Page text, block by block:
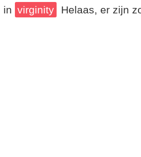
in virginity Helaas, er zijn